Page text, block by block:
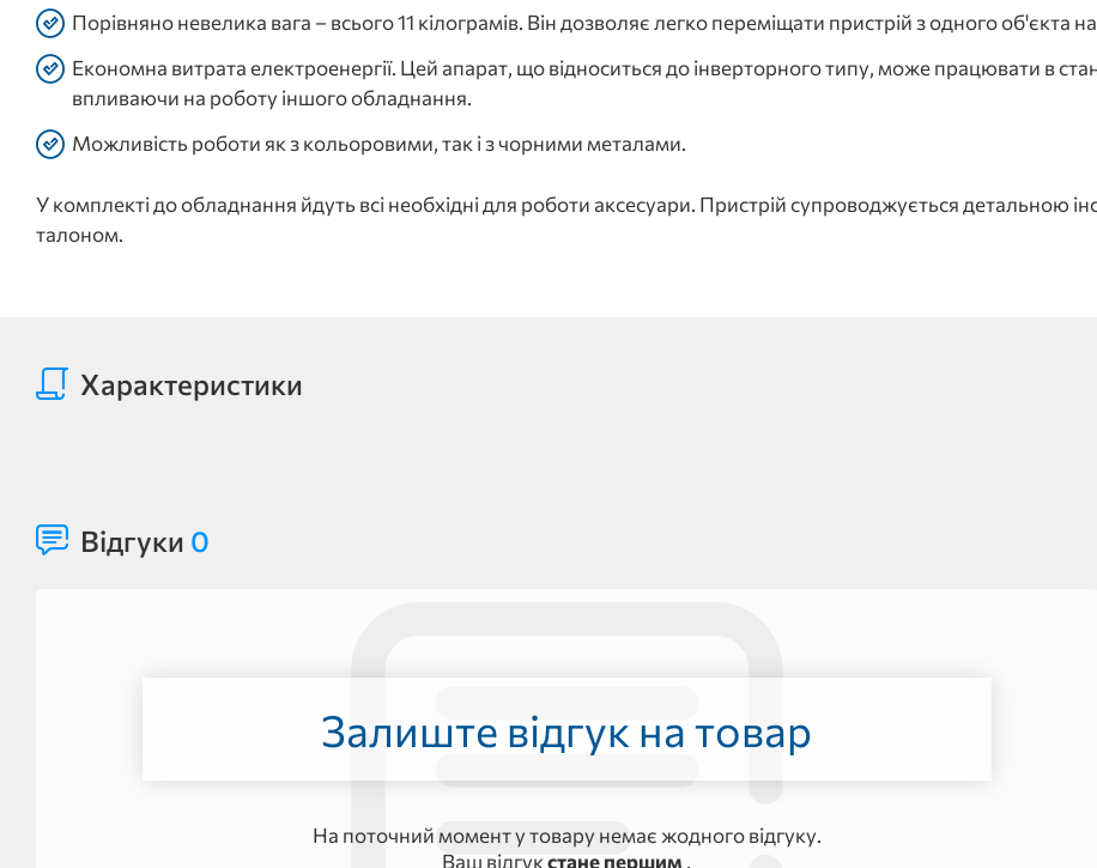
Порівняно невелика вага – всього 11 кілограмів. Він дозволяє легко переміщати пристрій з одного об'єкта
Економна витрата електроенергії. Цей апарат, що відноситься до інверторного типу, може працювати в
впливаючи на роботу іншого обладнання.
Можливість роботи як з кольоровими, так і з чорними металами.
У комплекті до обладнання йдуть всі необхідні для роботи аксесуари. Пристрій супроводжується детальною
талоном.
Характеристики
Відгуки 0
Залиште відгук на товар
На поточний момент у товару немає жодного відгуку.
Ваш відгукстане першим .